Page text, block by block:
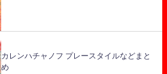
カレンハチャノフ プレースタイルなどまと
め